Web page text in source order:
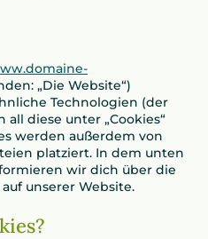
„Die Website“)
Technologien (der
diese unter „Cookies“
werden außerdem von
platziert. In dem unten
wir dich über die
unserer Website.